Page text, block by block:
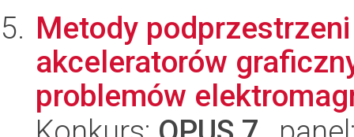
Metody
akceleratorów
problemów